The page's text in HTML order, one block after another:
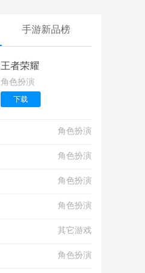
手游新品榜
王者荣耀
角色扮演
下载
角色扮演
角色扮演
角色扮演
角色扮演
其它游戏
角色扮演